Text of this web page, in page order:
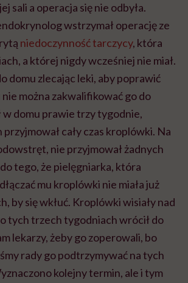
sali a operacja się nie odbyła.
wstrzymał operację ze
niedoczynność tarczycy, która
a której nigdy wcześniej nie miał.
domu zlecając leki, aby poprawić
można zakwalifikować go do
w domu prawie trzy tygodnie,
cały czas kroplówki. Na
nie przyjmował żadnych
tego, że pielęgniarka, która
mu kroplówki nie miała już
by się wkłuć. Kroplówki wisiały nad
tych trzech tygodniach wrócił do
lekarzy, żeby go zoperowali, bo
rady go podtrzymywać na tych
kolejny termin, ale i tym